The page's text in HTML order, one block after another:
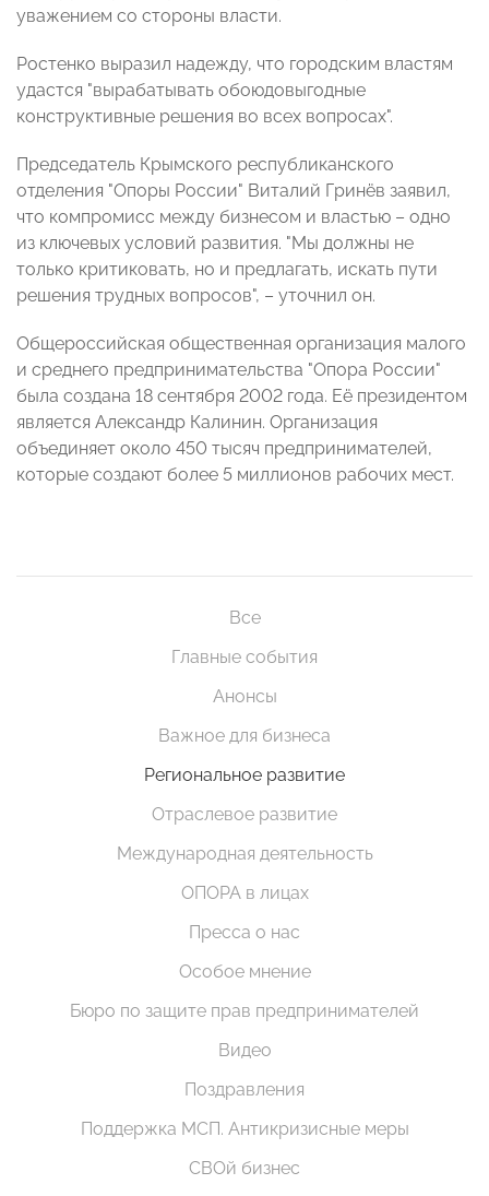
уважением со стороны власти.
Ростенко выразил надежду, что городским властям
удастся "вырабатывать обоюдовыгодные
конструктивные решения во всех вопросах".
Председатель Крымского республиканского
отделения "Опоры России" Виталий Гринёв заявил,
что компромисс между бизнесом и властью – одно
из ключевых условий развития. "Мы должны не
только критиковать, но и предлагать, искать пути
решения трудных вопросов", – уточнил он.
Общероссийская общественная организация малого
и среднего предпринимательства "Опора России"
была создана 18 сентября 2002 года. Её президентом
является Александр Калинин. Организация
объединяет около 450 тысяч предпринимателей,
которые создают более 5 миллионов рабочих мест.
Все
Главные события
Анонсы
Важное для бизнеса
Региональное развитие
Отраслевое развитие
Международная деятельность
ОПОРА в лицах
Пресса о нас
Особое мнение
Бюро по защите прав предпринимателей
Видео
Поздравления
Поддержка МСП. Антикризисные меры
СВОй бизнес